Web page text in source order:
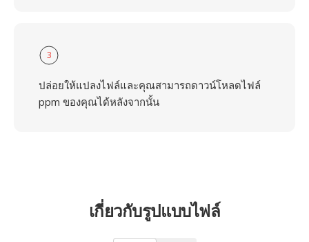
3
ปล่อยให้แปลงไฟล์และคุณสามารถดาวน์โหลดไฟล์
ppm ของคุณได้หลังจากนั้น
เกี่ยวกับรูปแบบไฟล์